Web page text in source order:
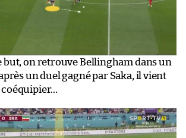
but, on retrouve Bellingham dans un
un duel gagné par Saka, il vient
coéquipier…